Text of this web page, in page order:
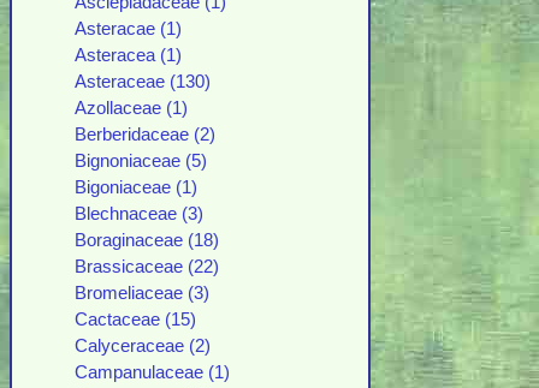
Asteracae (1)
Asteracea (1)
Asteraceae (130)
Azollaceae (1)
Berberidaceae (2)
Bignoniaceae (5)
Bigoniaceae (1)
Blechnaceae (3)
Boraginaceae (18)
Brassicaceae (22)
Bromeliaceae (3)
Cactaceae (15)
Calyceraceae (2)
Campanulaceae (1)